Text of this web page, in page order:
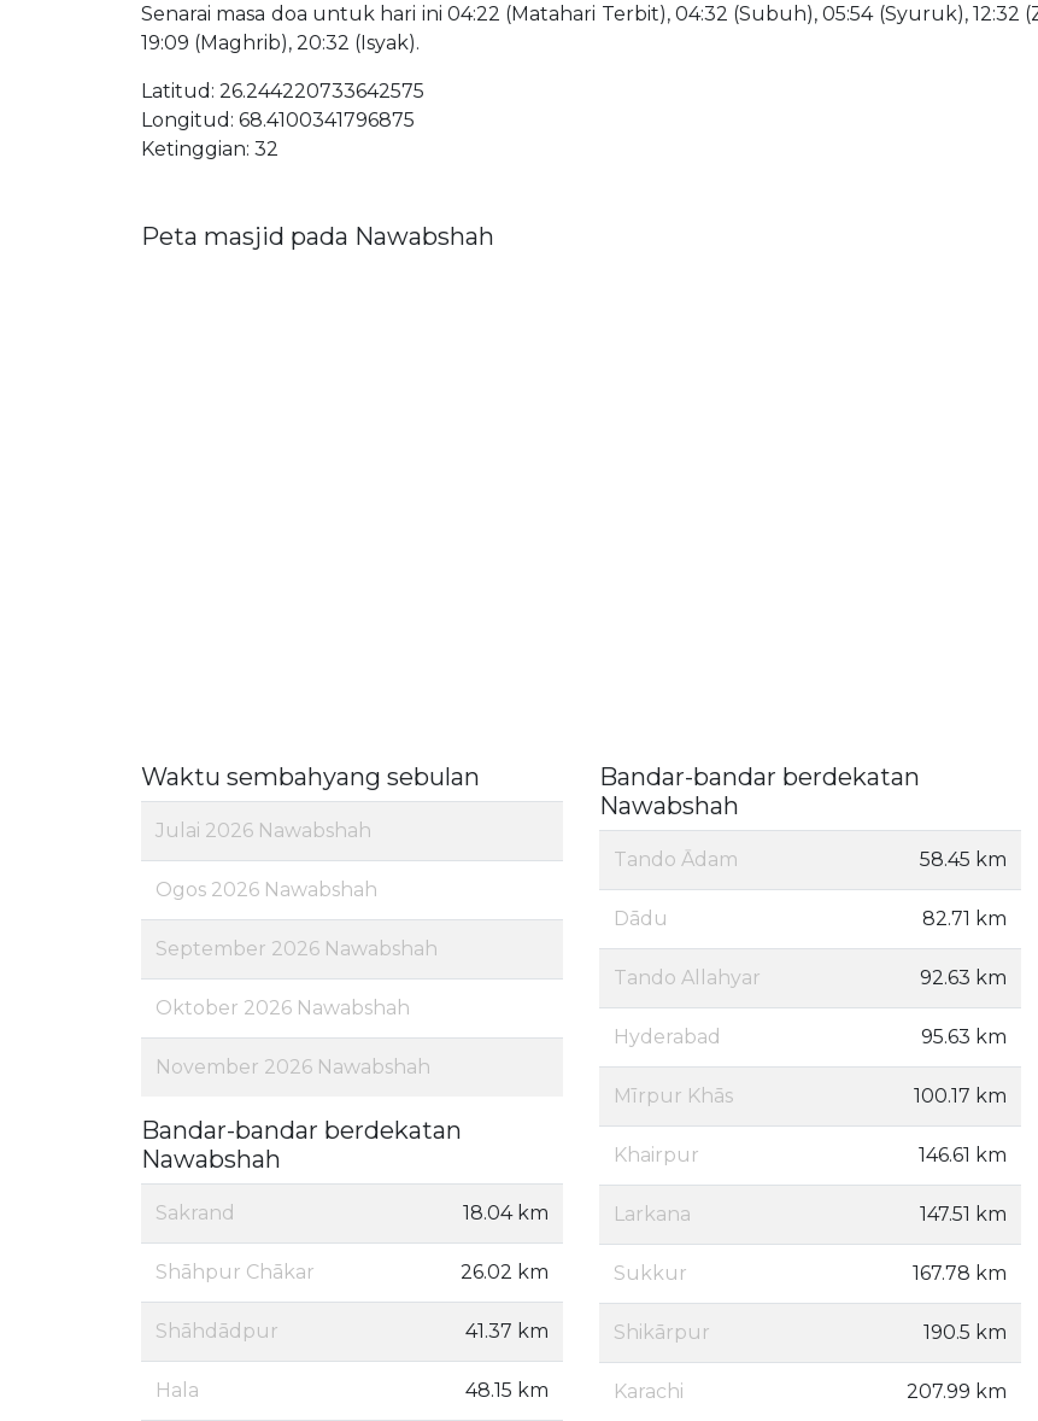
Senarai masa doa untuk hari ini 04:22 (Matahari Terbit), 04:32 (Subuh), 05:54 (Syuruk), 12:32
19:09 (Maghrib), 20:32 (Isyak).
Latitud: 26.244220733642575
Longitud: 68.4100341796875
Ketinggian: 32
Peta masjid pada Nawabshah
Waktu sembahyang sebulan
Julai 2026 Nawabshah
Ogos 2026 Nawabshah
September 2026 Nawabshah
Oktober 2026 Nawabshah
November 2026 Nawabshah
Bandar-bandar berdekatan
Nawabshah
Sakrand 18.04 km
Shāhpur Chākar 26.02 km
Shāhdādpur 41.37 km
Hala 48.15 km
Bandar-bandar berdekatan
Nawabshah
Tando Ādam 58.45 km
Dādu 82.71 km
Tando Allahyar 92.63 km
Hyderabad 95.63 km
Mīrpur Khās 100.17 km
Khairpur 146.61 km
Larkana 147.51 km
Sukkur 167.78 km
Shikārpur 190.5 km
Karachi 207.99 km